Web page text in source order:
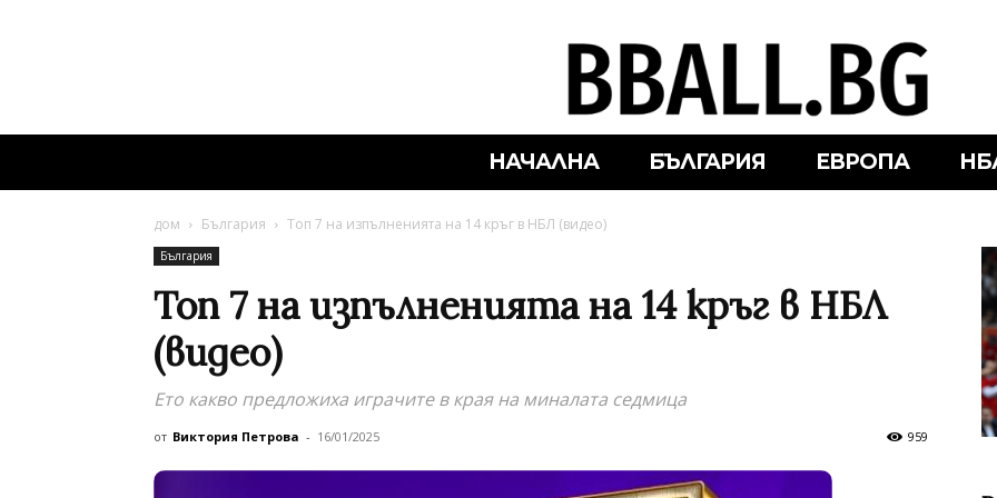
НАЧАЛНА БЪЛГАРИЯ ЕВРОПА
дом България Топ 7 на изпълненията на 14 кръг в НБЛ (видео)
България
Топ 7 на изпълненията на 14 кръг в НБЛ
(видео)
Ето какво предложиха играчите в края на миналата седмица
от Виктория Петрова - 16/01/2025 959